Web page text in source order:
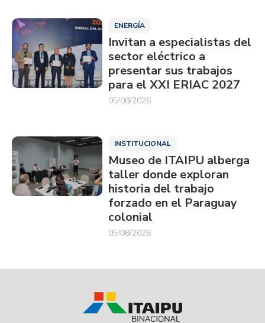
ENERGÍA
Invitan a especialistas del
sector eléctrico a
presentar sus trabajos
para el XXI ERIAC 2027
05/08/2026
INSTITUCIONAL
Museo de ITAIPU alberga
taller donde exploran
historia del trabajo
forzado en el Paraguay
colonial
05/08/2026